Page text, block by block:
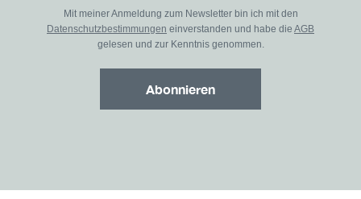
Mit meiner Anmeldung zum Newsletter bin ich mit den
Datenschutzbestimmungen einverstanden und habe die AGB
gelesen und zur Kenntnis genommen.
Abonnieren